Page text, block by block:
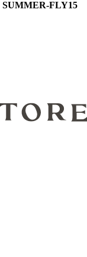
SUMMER-FLY15